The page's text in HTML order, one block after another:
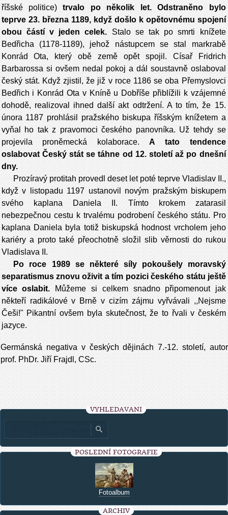
říšské politice)trvalo po několik let. Odstraněno bylo
teprve 23. března 1189, když došlo k opětovnému spojení
obou částí v jeden celek. Stalo se tak po smrti knížete
Bedřicha (1178-1189), jehož nástupcem se stal markrabě
Konrád Ota, který obě země opět spojil. Císař Fridrich
Barbarossa si ovšem nedal pokoj a dál soustavně oslaboval
český stát. Když zjistil, že již v roce 1186 se oba Přemyslovci
Be­dřich i Konrád Ota v Kníně u Dobříše přiblížili k vzájemné
dohodě, realizoval ihned další akt odtržení. A to tím, že 15.
února 1187 prohlásil pražského bis­kupa říšským knížetem a
vyňal ho tak z pravomoci českého panovníka. Už tehdy se
projevila proněmecká kolaborace.A tato tendence
oslabovat Český stát se táhne od 12. století až po dnešní
dny.
Prozíravý protitah provedl deset let poté teprve Vladislav II.,
když v listo­padu 1197 ustanovil novým pražským biskupem
svého kaplana Daniela II. Tímto krokem zatarasil
nebezpečnou cestu k trvalému podrobení českého státu. Pro
kaplana Daniela byla totiž biskupská hodnost vrcholem jeho
kariéry a proto také přeochotně složil slib věrnosti do rukou
Vladislava II.
Po roce 1989 se některé síly pokoušely moravský
separatismus znovu oživit a tím pozici českého státu ještě
více oslabit. Můžeme si celkem snadno připomenout jak
někteří radikálové v Brně v cizím zájmu vyřvávali ,,Nejsme
Češi!" Pikantní ovšem byla skutečnost, že to řvali v českém
jazyce.
Germánská negativa v českých dějinách 7.-12. století, autor
prof. PhDr. Jiří Frajdl, CSc.
VYHLEDÁVÁNÍ
POSLEDNÍ FOTOGRAFIE
Fotoalbum
ARCHIV